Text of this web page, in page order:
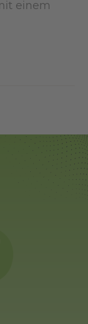
einem